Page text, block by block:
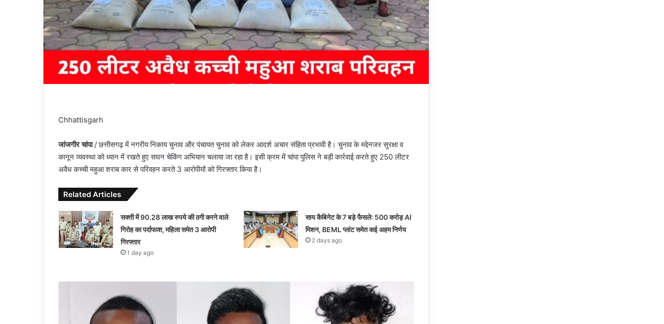
Chhattisgarh
जांजगीर चांपा/ छत्तीसगढ़ में नगरीय निकाय चुनाव और पंचायत चुनाव को लेकर आदर्श अचार संहिता प्रभावी है। चुनाव के मद्देनजर सुरक्षा व
कानून व्यवस्था को ध्यान में रखते हुए सघन चेकिंग अभियान चलाया जा रहा है। इसी क्रम में चांपा पुलिस ने बड़ी कार्रवाई करते हुए 250 लीटर
अवैध कच्ची महुआ शराब कार से परिवहन करते 3 आरोपीयों को गिरफ्तार किया है।
Related Articles
सक्ती में 90.28 लाख रुपये की ठगी करने वाले
गिरोह का पर्दाफाश, महिला समेत 3 आरोपी
गिरफ्तार
1 day ago
साय कैबिनेट के 7 बड़े फैसले: 500 करोड़ AI
मिशन, BEML प्लांट समेत कई अहम निर्णय
2 days ago